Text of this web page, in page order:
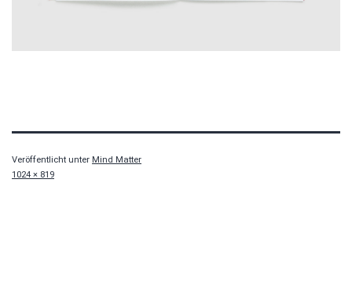
Veröffentlicht unter Mind Matter
Originalgröße
1024 × 819